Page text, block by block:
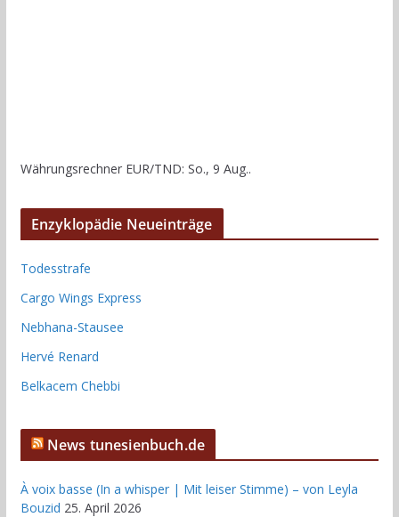
Währungsrechner EUR/TND: So., 9 Aug..
Enzyklopädie Neueinträge
Todesstrafe
Cargo Wings Express
Nebhana-Stausee
Hervé Renard
Belkacem Chebbi
News tunesienbuch.de
À voix basse (In a whisper | Mit leiser Stimme) – von Leyla
Bouzid 25. April 2026